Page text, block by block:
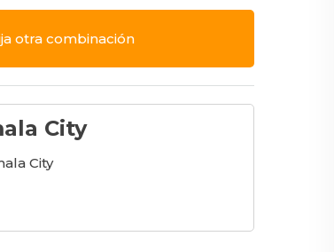
otra combinación
City
City